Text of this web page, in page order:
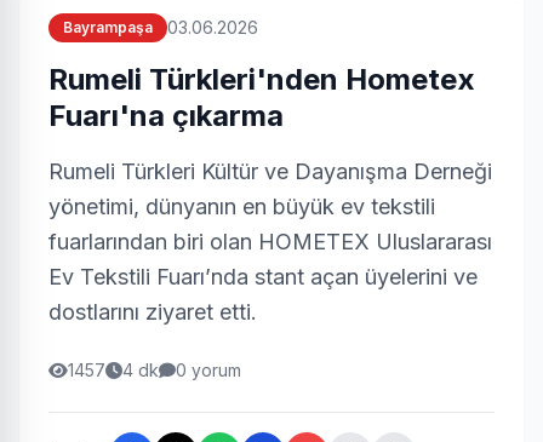
Bayrampaşa 03.06.2026
Rumeli Türkleri'nden Hometex
Fuarı'na çıkarma
Rumeli Türkleri Kültür ve Dayanışma Derneği
yönetimi, dünyanın en büyük ev tekstili
fuarlarından biri olan HOMETEX Uluslararası
Ev Tekstili Fuarı’nda stant açan üyelerini ve
dostlarını ziyaret etti.
1457 4 dk 0 yorum